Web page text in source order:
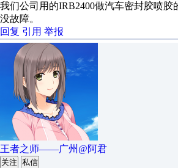
我们公司用的IRB2400做汽车密封胶喷
没故障。
回复 引用 举报
王者之师——广州@阿君
关注 私信